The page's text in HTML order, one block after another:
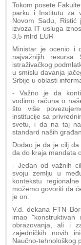
Tokom posete
parku i Institutu za
Novom Sadu,
izvoza IT usluga
3,5 mlrd EUR
Ministar je ocenio i
najvažnijih
istraživačkog
u smislu davanja
Srbije u oblasti
- Važno je da
vodimo računa o
što više
institucije sa
svetu, i da na taj
standard naših
Dodao je da je cilj
da do kraja mandata
- Jedan od važnih
svoju zemlju u
kontekstu
možemo govoriti da
je on.
V.d. dekana FTN
imao
obrazovanja, ali i
zajedničkih novih
Naučno-tehnološkog